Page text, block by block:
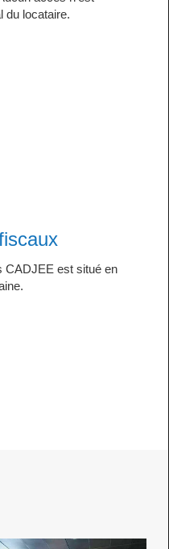
du locataire.
CADJEE est situé en